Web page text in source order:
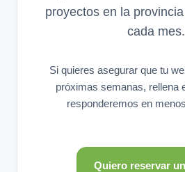
proyectos en la
cada mes.
Si quieres asegurar que tu
próximas semanas, rellena
responderemos en
Quiero reservar